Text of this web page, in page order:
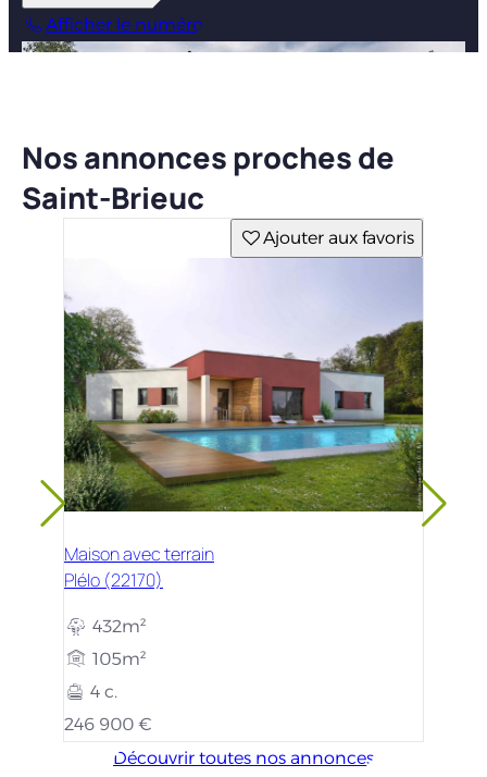
Afficher le numéro
Nos annonces proches de
Saint-Brieuc
Ajouter aux favoris
Maison avec terrain
Plélo (22170)
432m²
105m²
4 c.
246 900 €
Découvrir toutes nos annonces